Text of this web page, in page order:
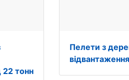
22 тонн
Пелети з